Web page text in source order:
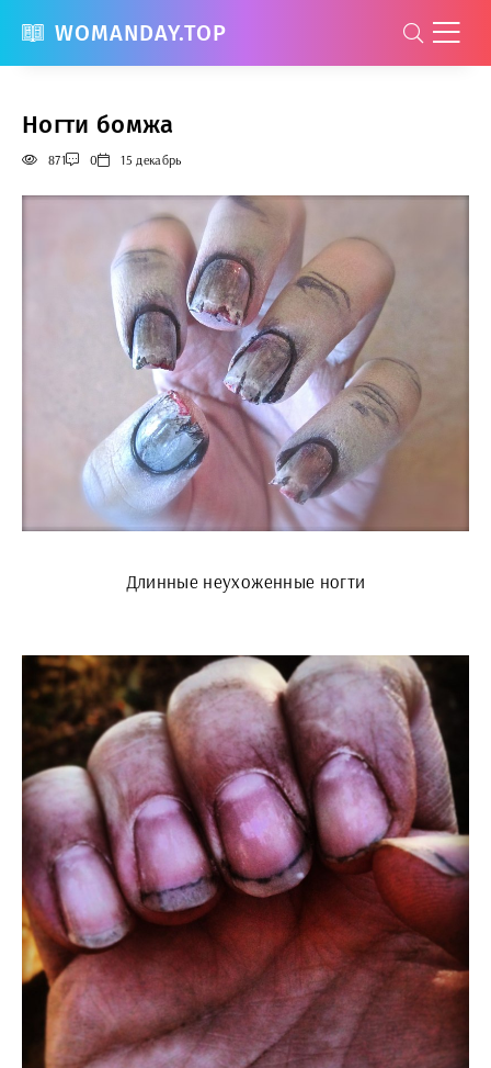
WOMANDAY.TOP
Ногти бомжа
871 0 15 декабрь
Длинные неухоженные ногти